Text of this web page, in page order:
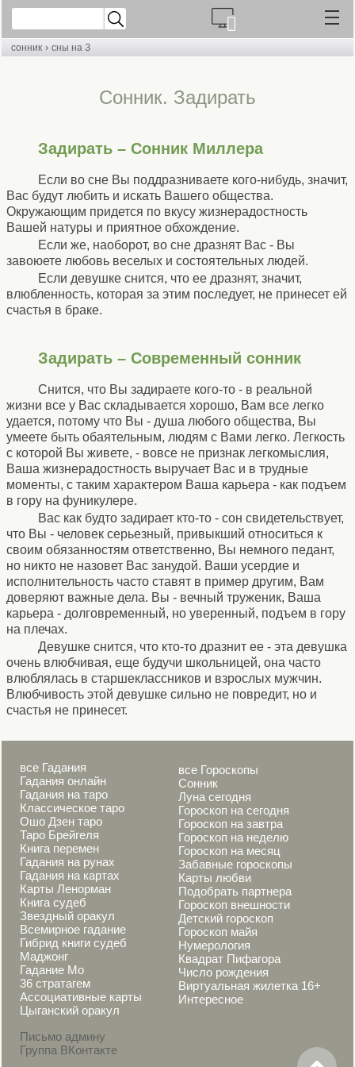
сонник › сны на З
Cонник. Задирать
Задирать – Сонник Миллера
Если во сне Вы поддразниваете кого-нибудь, значит,
Вас будут любить и искать Вашего общества.
Окружающим придется по вкусу жизнерадостность
Вашей натуры и приятное обхождение.
Если же, наоборот, во сне дразнят Вас - Вы
завоюете любовь веселых и состоятельных людей.
Если девушке снится, что ее дразнят, значит,
влюбленность, которая за этим последует, не принесет ей
счастья в браке.
Задирать – Современный сонник
Снится, что Вы задираете кого-то - в реальной
жизни все у Вас складывается хорошо, Вам все легко
удается, потому что Вы - душа любого общества, Вы
умеете быть обаятельным, людям с Вами легко. Легкость
с которой Вы живете, - вовсе не признак легкомыслия,
Ваша жизнерадостность выручает Вас и в трудные
моменты, с таким характером Ваша карьера - как подъем
в гору на фуникулере.
Вас как будто задирает кто-то - сон свидетельствует,
что Вы - человек серьезный, привыкший относиться к
своим обязанностям ответственно, Вы немного педант,
но никто не назовет Вас занудой. Ваши усердие и
исполнительность часто ставят в пример другим, Вам
доверяют важные дела. Вы - вечный труженик, Ваша
карьера - долговременный, но уверенный, подъем в гору
на плечах.
Девушке снится, что кто-то дразнит ее - эта девушка
очень влюбчивая, еще будучи школьницей, она часто
влюблялась в старшеклассников и взрослых мужчин.
Влюбчивость этой девушке сильно не повредит, но и
счастья не принесет.
все Гадания
Гадания онлайн
Гадания на таро
Классическое таро
Ошо Дзен таро
Таро Брейгеля
Книга перемен
Гадания на рунах
Гадания на картах
Карты Ленорман
Книга судеб
Звездный оракул
Всемирное гадание
Гибрид книги судеб
Маджонг
Гадание Мо
36 стратагем
Ассоциативные карты
Цыганский оракул
Письмо админу
Группа ВКонтакте
все Гороскопы
Сонник
Луна сегодня
Гороскоп на сегодня
Гороскоп на завтра
Гороскоп на неделю
Гороскоп на месяц
Забавные гороскопы
Карты любви
Подобрать партнера
Гороскоп внешности
Детский гороскоп
Гороскоп майя
Нумерология
Квадрат Пифагора
Число рождения
Виртуальная жилетка 16+
Интересное